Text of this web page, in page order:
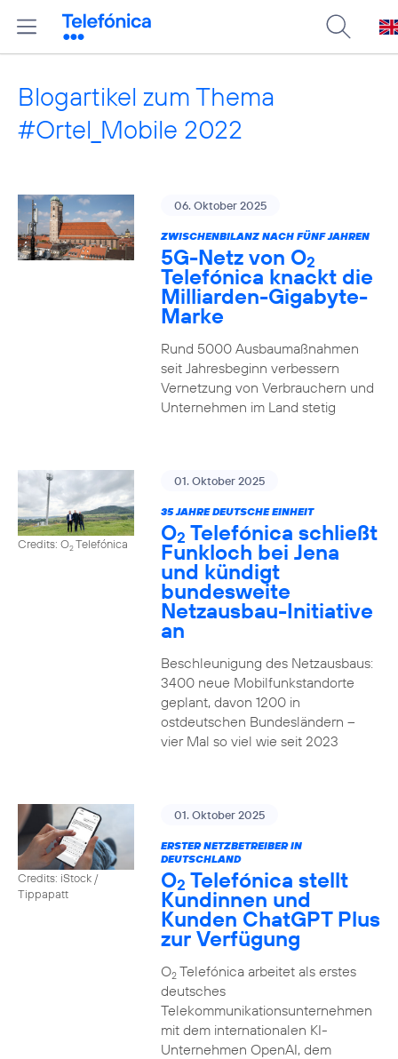
Blogartikel zum Thema
#Ortel_Mobile 2022
06. Oktober 2025
ZWISCHENBILANZ NACH FÜNF JAHREN
5G-Netz von O2
Telefónica knackt die
Milliarden-Gigabyte-
Marke
Rund 5000 Ausbaumaßnahmen
seit Jahresbeginn verbessern
Vernetzung von Verbrauchern und
Unternehmen im Land stetig
Credits: O2Telefónica
01. Oktober 2025
35 JAHRE DEUTSCHE EINHEIT
O2 Telefónica schließt
Funkloch bei Jena
und kündigt
bundesweite
Netzausbau-Initiative
an
Beschleunigung des Netzausbaus:
3400 neue Mobilfunkstandorte
geplant, davon 1200 in
ostdeutschen Bundesländern –
vier Mal so viel wie seit 2023
Credits: iStock /
Tippapatt
01. Oktober 2025
ERSTER NETZBETREIBER IN
DEUTSCHLAND
O2 Telefónica stellt
Kundinnen und
Kunden ChatGPT Plus
zur Verfügung
O2Telefónica arbeitet als erstes
deutsches
Telekommunikationsunternehmen
mit dem internationalen KI-
Unternehmen OpenAI, dem